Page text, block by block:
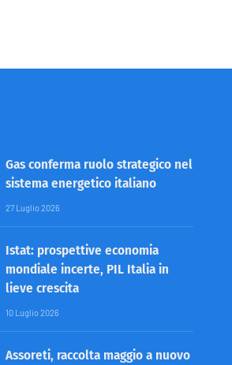
Gas conferma ruolo strategico nel
sistema energetico italiano
27 Luglio 2026
Istat: prospettive economia
mondiale incerte, PIL Italia in
lieve crescita
10 Luglio 2026
Assoreti, raccolta maggio a nuovo